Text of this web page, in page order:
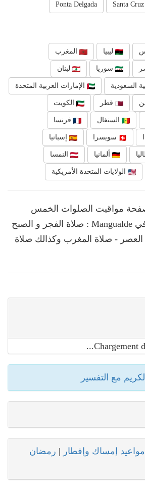
Santa
Ponta Delgada
ليبيا المغرب
سوريا لبنان
السعودية الإمارات العربية المتحدة
قطر الكويت
السنغال فرنسا
سويسرا إسبانيا
ألمانيا النمسا
الولايات المتحدة الأمريكية
مواقيت الصلوات الخمس
ومواعيد رفع الأذان في Mangualde : صلاة الفجر و الصبح
- صلاة المغرب وكذالك صلاة
مع التفسير
| رمضان